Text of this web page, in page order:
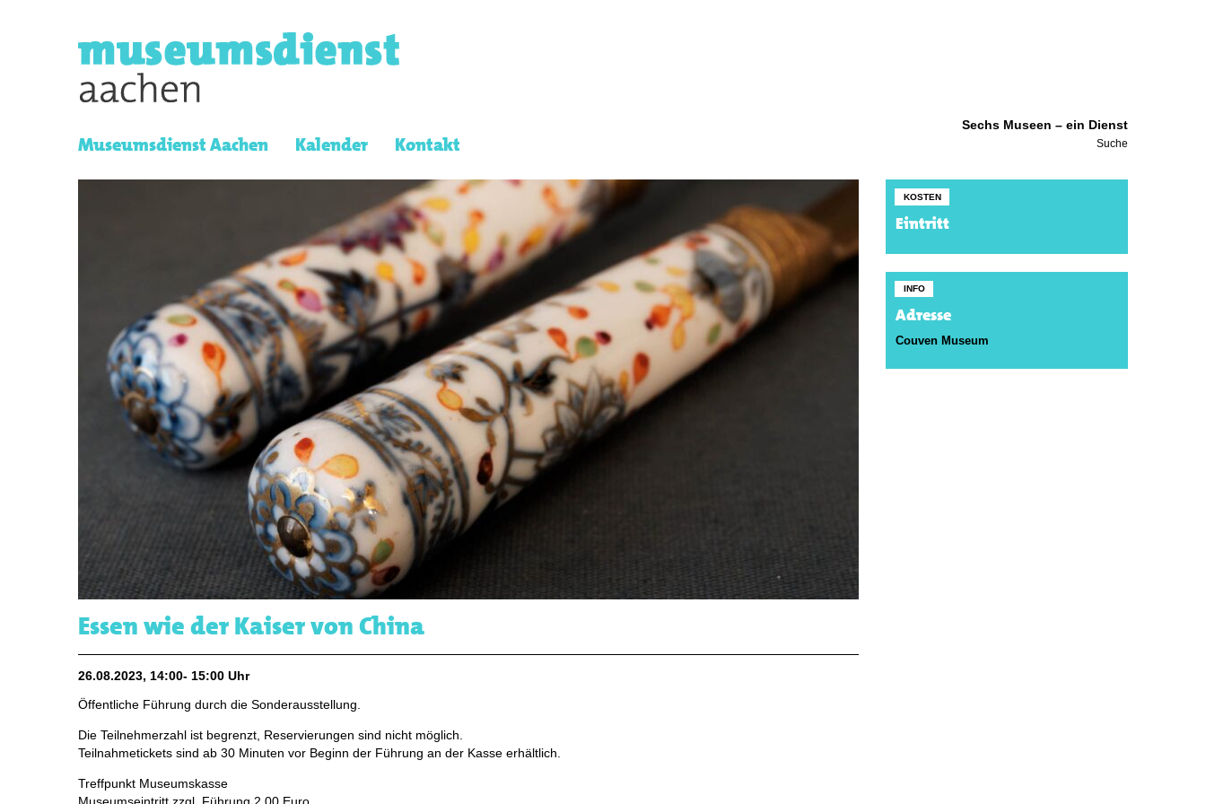
Sechs Museen – ein Dienst
Museumsdienst Aachen Kalender Kontakt Suche
Essen wie der Kaiser von China
26.08.2023, 14:00- 15:00 Uhr
Öffentliche Führung durch die Sonderausstellung.
Die Teilnehmerzahl ist begrenzt, Reservierungen sind nicht möglich.
Teilnahmetickets sind ab 30 Minuten vor Beginn der Führung an der Kasse erhältlich.
Treffpunkt Museumskasse
Museumseintritt zzgl. Führung 2,00 Euro,
KOSTEN
Eintritt
INFO
Adresse
Couven Museum